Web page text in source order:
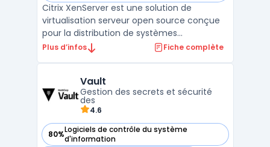
Citrix XenServer est une solution de
virtualisation serveur open source conçue
pour la distribution de systèmes
d'exploitation dans un environnement
flexibilité, de manière rapide et efficace.
Avec Citrix XenServer, i ...
Plus d’infos Fiche complète
Vault
Gestion des secrets et sécurité
des
4.6
80%Logiciels de contrôle du système
d'information
— voir Vault dans cette catégorie